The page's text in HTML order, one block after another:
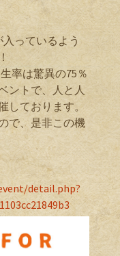
っているよう
率は驚異の75％
ントで、人と人
しております。
で、是非この機
detail.php?